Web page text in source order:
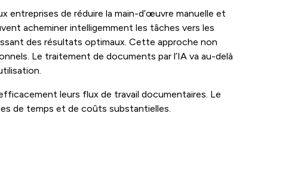
de réduire la main-d’œuvre manuelle et
acheminer intelligemment les tâches vers les
des résultats optimaux. Cette approche non
Le traitement de documents par l’IA va au-delà
leurs flux de travail documentaires. Le
de temps et de coûts substantielles.